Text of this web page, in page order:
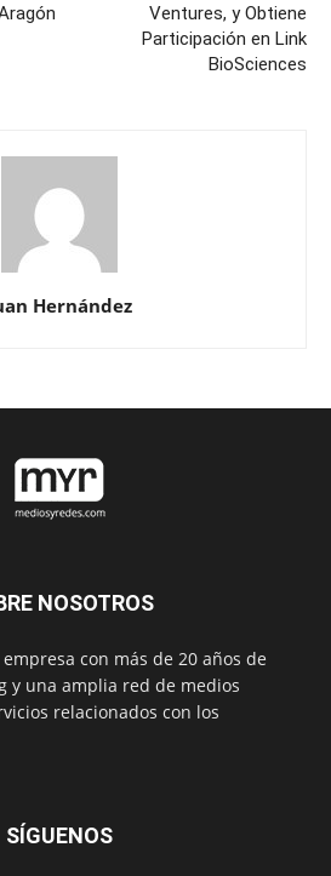
Ventures, y Obtiene
Participación en Link
BioSciences
Hernández
NOSOTROS
con más de 20 años de
y una amplia red de medios
relacionados con los
SÍGUENOS